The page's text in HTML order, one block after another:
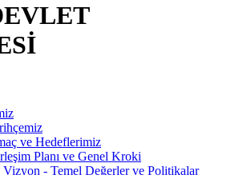
ve Hedeflerimiz
Planı ve Genel Kroki
- Temel Değerler ve Politikalar